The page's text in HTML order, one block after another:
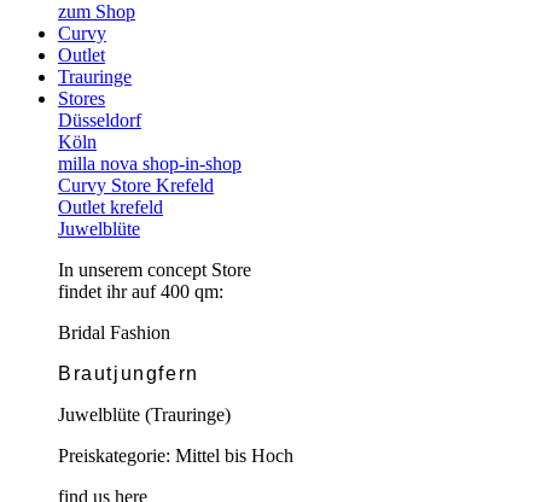
zum Shop
Curvy
Outlet
Trauringe
Stores
Düsseldorf
Köln
milla nova shop-in-shop
Curvy Store Krefeld
Outlet krefeld
Juwelblüte
In unserem concept Store
findet ihr auf 400 qm:
Bridal Fashion
Brautjungfern
Juwelblüte (Trauringe)
Preiskategorie: Mittel bis Hoch
find us here